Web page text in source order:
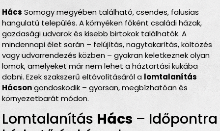
Hács Somogy megyében található, csendes, falusias
hangulatú település. A környéken főként családi házak,
gazdasági udvarok és kisebb birtokok találhatók. A
mindennapi élet során – felújítás, nagytakarítás, költözés
vagy udvarrendezés közben – gyakran keletkeznek olyan
lomok, amelyeket már nem lehet a háztartási kukába
dobni. Ezek szakszerű eltávolításáról a lomtalanítás
Hácsongondoskodik – gyorsan, megbízhatóan és
környezetbarát módon.
Lomtalanítás Hács – Időpontra